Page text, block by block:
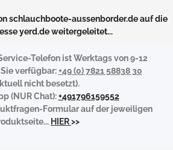
schlauchboote-aussenborder.de auf die
yerd.de weitergeleitet...
Service-Telefon ist Werktags von 9-12
verfügbar:+49 (0) 7821 58838 30
nicht besetzt).
(NUR Chat):+491796159552
Formular auf der jeweiligen
HIER>>